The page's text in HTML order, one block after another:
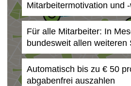
Mitarbeitermotivation und
Für alle Mitarbeiter: In
bundesweit allen weiteren
Automatisch bis zu € 50
abgabenfrei auszahlen